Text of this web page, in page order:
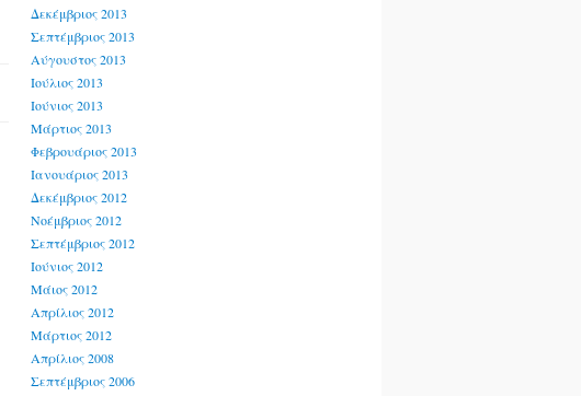
Δεκέμβριος 2013
Σεπτέμβριος 2013
Αύγουστος 2013
Ιούλιος 2013
Ιούνιος 2013
Μάρτιος 2013
Φεβρουάριος 2013
Ιανουάριος 2013
Δεκέμβριος 2012
Νοέμβριος 2012
Σεπτέμβριος 2012
Ιούνιος 2012
Μάιος 2012
Απρίλιος 2012
Μάρτιος 2012
Απρίλιος 2008
Σεπτέμβριος 2006